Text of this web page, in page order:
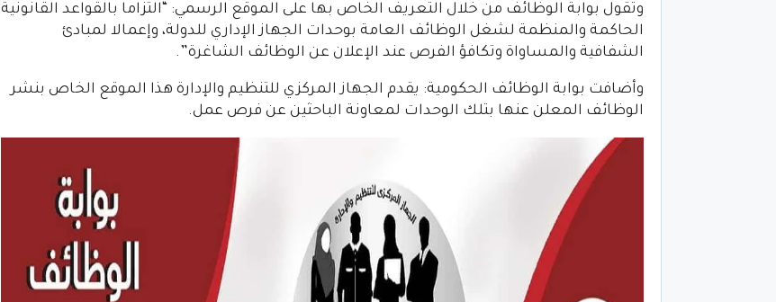
وتقول بوابة الوظائف من خلال التعريف الخاص بها على الموقع الرسمي: “التزاما بالقواعد القانونية
الحاكمة والمنظمة لشغل الوظائف العامة بوحدات الجهاز الإداري للدولة، وإعمالا لمبادئ
الشفافية والمساواة وتكافؤ الفرص عند الإعلان عن الوظائف الشاغرة”.
وأضافت بوابة الوظائف الحكومية: يقدم الجهاز المركزي للتنظيم والإدارة هذا الموقع الخاص بنشر
الوظائف المعلن عنها بتلك الوحدات لمعاونة الباحثين عن فرص عمل.